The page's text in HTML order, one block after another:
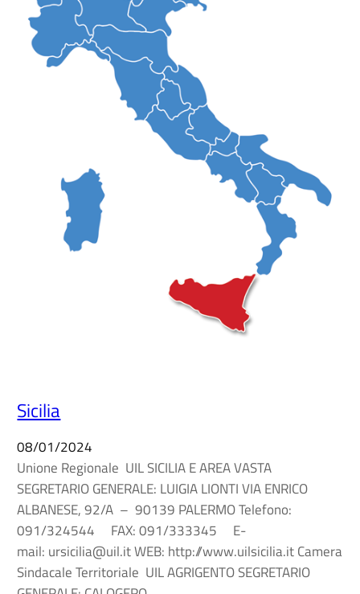
Sicilia
08/01/2024
Unione Regionale UIL SICILIA E AREA VASTA
SEGRETARIO GENERALE: LUIGIA LIONTI VIA ENRICO
ALBANESE, 92/A – 90139 PALERMO Telefono:
091/324544 FAX: 091/333345 E-
mail: ursicilia@uil.it WEB: http://www.uilsicilia.it Camera
Sindacale Territoriale UIL AGRIGENTO SEGRETARIO